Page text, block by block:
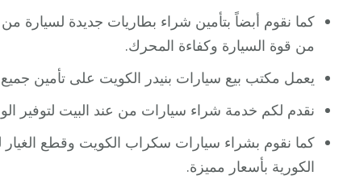
كما نقوم أبضاً بتأمين شراء بطاريات جديدة لسيارة من
من قوة السيارة وكفاءة المحرك.
يعمل مكتب بيع سيارات بنيدر الكويت على تأمين جميع
نقدم لكم خدمة شراء سيارات من عند البيت لتوفير
كما نقوم بشراء سيارات سكراب الكويت وقطع الغيار
الكورية بأسعار مميزة.